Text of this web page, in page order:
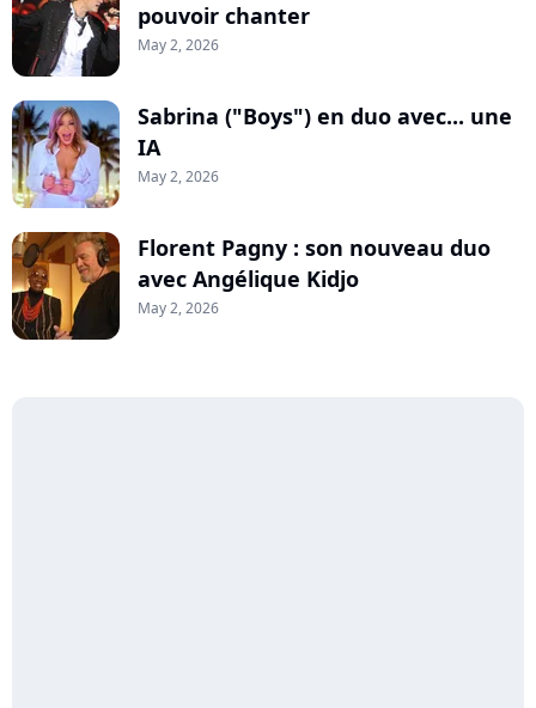
pouvoir chanter
May 2, 2026
Sabrina ("Boys") en duo avec... une
IA
May 2, 2026
Florent Pagny : son nouveau duo
avec Angélique Kidjo
May 2, 2026